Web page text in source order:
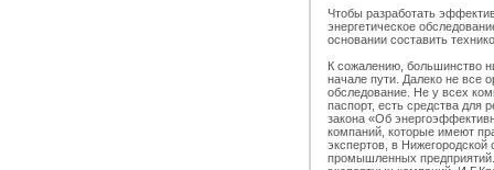
Чтобы разработать
энергетическое
основании составить
К сожалению, большинство
начале пути. Далеко не все
обследование. Не у всех
паспорт, есть средства для
закона «Об
компаний, которые имеют
экспертов, в
промышленных